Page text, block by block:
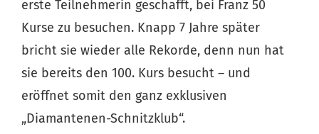
erste Teilnehmerin geschafft, bei Franz 50
Kurse zu besuchen. Knapp 7 Jahre später
bricht sie wieder alle Rekorde, denn nun hat
sie bereits den 100. Kurs besucht – und
eröffnet somit den ganz exklusiven
„Diamantenen-Schnitzklub“.